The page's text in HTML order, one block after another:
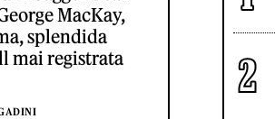
MacKay,
splendida
mai registrata